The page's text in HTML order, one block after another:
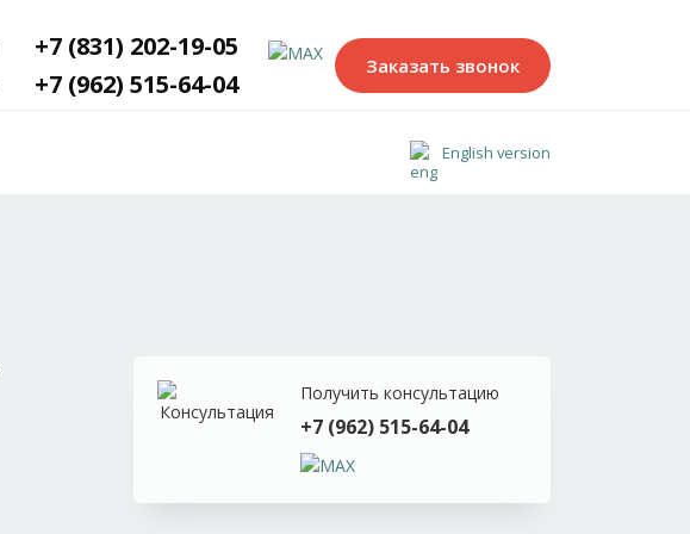
Заказать звонок
+7 (831) 202-19-05
+7 (962) 515-64-04
English version
Получить консультацию
+7 (962) 515-64-04